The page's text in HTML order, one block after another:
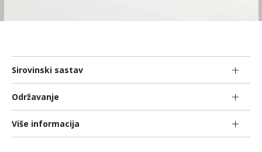
Sirovinski sastav
Održavanje
Više informacija